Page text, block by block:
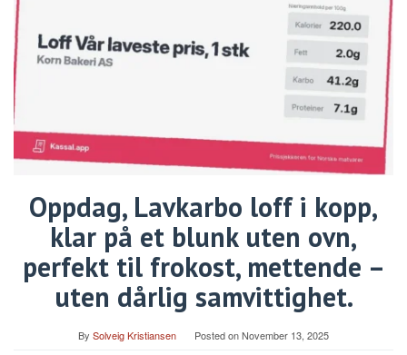
Oppdag, Lavkarbo loff i kopp,
klar på et blunk uten ovn,
perfekt til frokost, mettende –
uten dårlig samvittighet.
By Solveig Kristiansen Posted onNovember 13, 2025